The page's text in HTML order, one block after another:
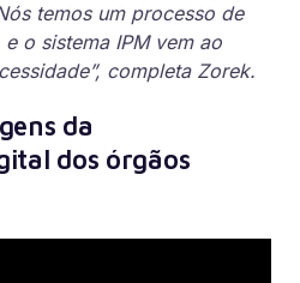
temos um processo de
o sistema IPM vem ao
completa Zorek.
da
dos órgãos